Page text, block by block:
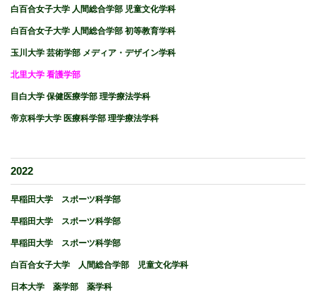
白百合女子大学 人間総合学部 児童文化学科
白百合女子大学 人間総合学部 初等教育学科
玉川大学 芸術学部 メディア・デザイン学科
北里大学 看護学部
目白大学 保健医療学部 理学療法学科
帝京科学大学 医療科学部 理学療法学科
2022
早稲田大学 スポーツ科学部
早稲田大学 スポーツ科学部
早稲田大学 スポーツ科学部
白百合女子大学 人間総合学部 児童文化学科
日本大学 薬学部 薬学科